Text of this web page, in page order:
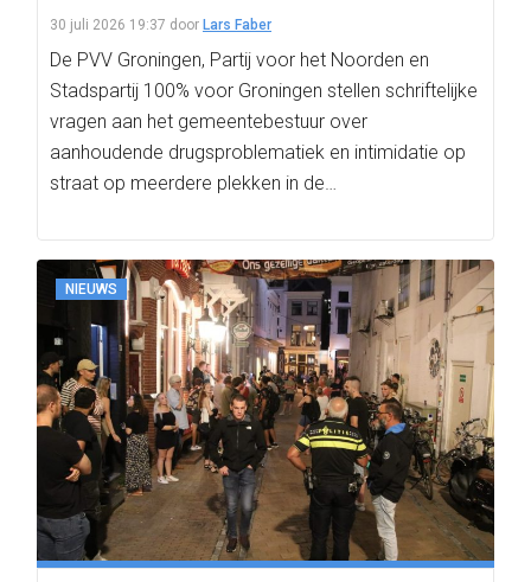
30 juli 2026 19:37 door Lars Faber
De PVV Groningen, Partij voor het Noorden en
Stadspartij 100% voor Groningen stellen schriftelijke
vragen aan het gemeentebestuur over
aanhoudende drugsproblematiek en intimidatie op
straat op meerdere plekken in de…
NIEUWS